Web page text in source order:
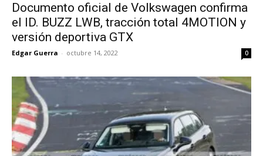
Documento oficial de Volkswagen confirma
el ID. BUZZ LWB, tracción total 4MOTION y
versión deportiva GTX
Edgar Guerra - octubre 14, 2022 0